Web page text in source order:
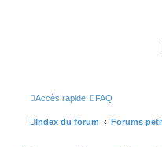
Accès rapide FAQ
Index du forum Forums